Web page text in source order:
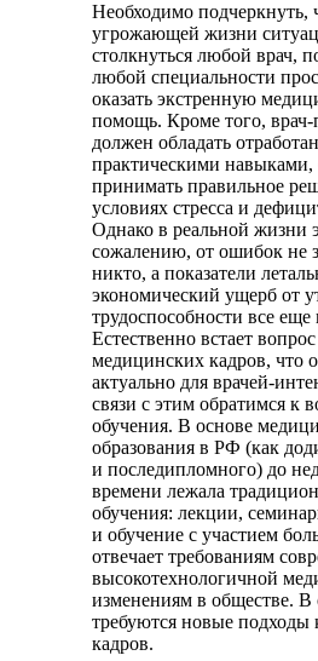
Необходимо подчеркнуть,
угрожающей жизни
столкнуться любой врач,
любой специальности
оказать экстренную
помощь. Кроме того, врач-
должен обладать
практическими навыками,
принимать правильное
условиях стресса и
Однако в реальной жизни
сожалению, от ошибок не
никто, а показатели
экономический ущерб от
трудоспособности все еще
Естественно встает
медицинских кадров, что
актуально для врачей-
связи с этим обратимся к
обучения. В основе
образования в РФ (как
и последипломного) до
времени лежала
обучения: лекции,
и обучение с участием
отвечает требованиям
высокотехнологичной
изменениям в обществе. В
требуются новые подходы
кадров.